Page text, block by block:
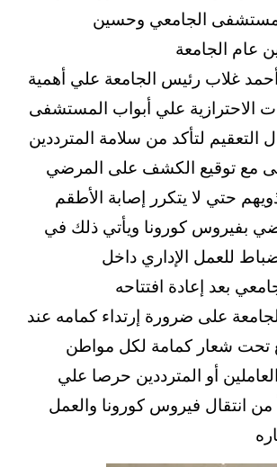
الجامعي وحسين
عام الجامعة
غلاب رئيس الجامعة علي أهمية
الاحترازية علي أبواب المستشفى
التعقيم لتأكد من سلامة المترددين
مع توقيع الكشف على المرضي
حتي لا يتكرر إصابة الأطقم
بفيروس كورونا ويأتي ذلك في
للعمل الإداري داخل
بعد إعادة افتتاحه
على ضرورة إرتداء كمامه عند
تحت شعار كمامة لكل مواطن
أو المترددين حرصا علي
من انتقال فيروس كورونا والعمل